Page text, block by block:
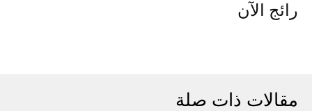
رائج الآن
مقالات ذات صلة